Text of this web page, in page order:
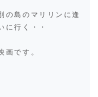
の島のマリリンに逢
に行く・・
画です。